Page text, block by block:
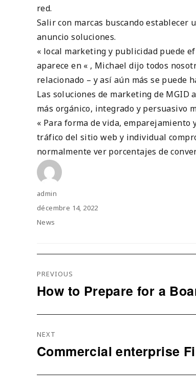
red.
Salir con marcas buscando establecer
anuncio soluciones.
« local marketing y publicidad puede
aparece en « , Michael dijo todos
relacionado – y así aún más se puede
Las soluciones de marketing de
más orgánico, integrado y persuasivo
« Para forma de vida,
tráfico del sitio web y individual
normalmente ver porcentajes de
Author
admin
Posted
on
décembre 14, 2022
Categories
News
De
L’article
PREVIOUS
Previous
How to Prepare for a
NEXT
Next
Commercial enterprise